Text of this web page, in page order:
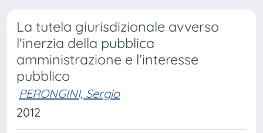
La tutela giurisdizionale avverso
l'inerzia della pubblica
amministrazione e l'interesse
pubblico
PERONGINI, Sergio
2012